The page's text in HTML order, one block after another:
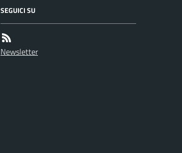
SEGUICI SU
Newsletter